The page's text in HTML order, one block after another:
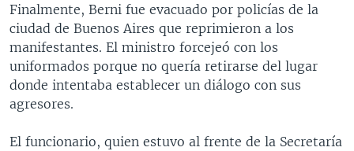
Finalmente, Berni fue evacuado por policías de la
ciudad de Buenos Aires que reprimieron a los
manifestantes. El ministro forcejeó con los
uniformados porque no quería retirarse del lugar
donde intentaba establecer un diálogo con sus
agresores.
El funcionario, quien estuvo al frente de la Secretaría